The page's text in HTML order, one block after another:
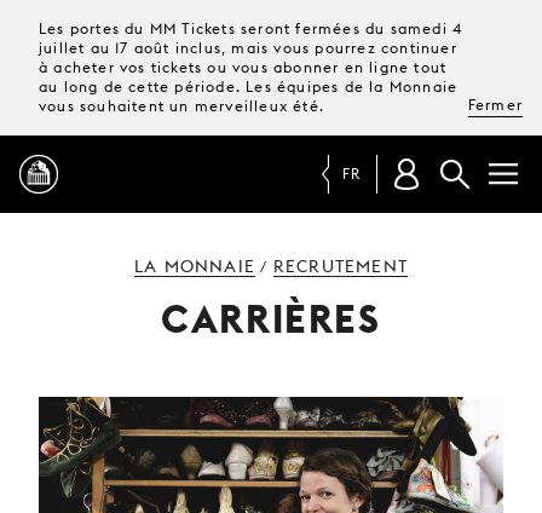
Les portes du MM Tickets seront fermées du samedi 4
juillet au 17 août inclus, mais vous pourrez continuer
à acheter vos tickets ou vous abonner en ligne tout
au long de cette période. Les équipes de la Monnaie
vous souhaitent un merveilleux été.
Fermer
MAGAZINE
TICKETS &
ABONNEMENTS
VOTRE
VISITE
FR
LA MONNAIE / RECRUTEMENT
CARRIÈRES